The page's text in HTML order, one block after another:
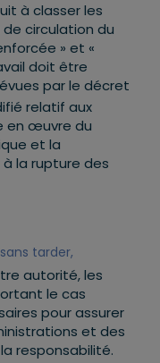
à classer les
circulation du
» et «
doit être
par le décret
relatif aux
en œuvre du
et la
la rupture des
tarder,
autorité, les
le cas
pour assurer
et des
responsabilité.